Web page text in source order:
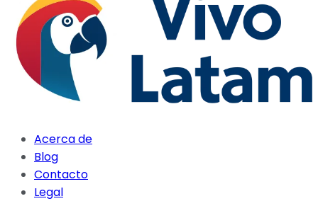
Acerca de
Blog
Contacto
Legal